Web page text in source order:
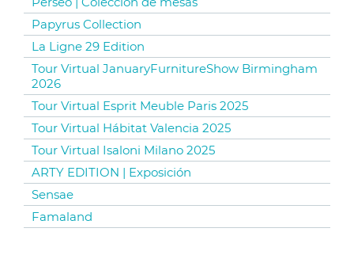
Papyrus Collection
La Ligne 29 Edition
Tour Virtual JanuaryFurnitureShow Birmingham
2026
Tour Virtual Esprit Meuble Paris 2025
Tour Virtual Hábitat Valencia 2025
Tour Virtual Isaloni Milano 2025
ARTY EDITION | Exposición
Sensae
Famaland